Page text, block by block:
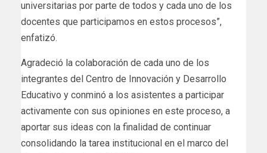
universitarias por parte de todos y cada uno de los
docentes que participamos en estos procesos”,
enfatizó.
Agradeció la colaboración de cada uno de los
integrantes del Centro de Innovación y Desarrollo
Educativo y conminó a los asistentes a participar
activamente con sus opiniones en este proceso, a
aportar sus ideas con la finalidad de continuar
consolidando la tarea institucional en el marco del